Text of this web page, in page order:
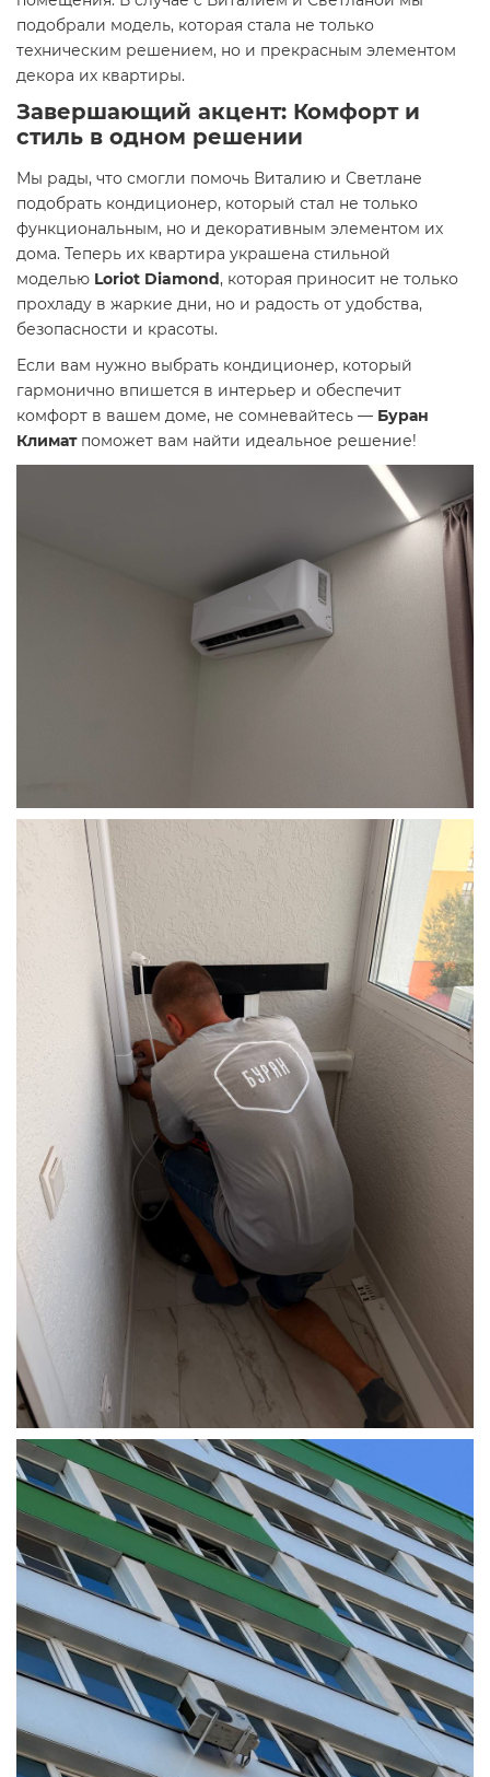
подобрали модель, которая стала не только
техническим решением, но и прекрасным элементом
декора их квартиры.
Завершающий акцент: Комфорт и
стиль в одном решении
Мы рады, что смогли помочь Виталию и Светлане
подобрать кондиционер, который стал не только
функциональным, но и декоративным элементом их
дома. Теперь их квартира украшена стильной
моделью Loriot Diamond, которая приносит не только
прохладу в жаркие дни, но и радость от удобства,
безопасности и красоты.
Если вам нужно выбрать кондиционер, который
гармонично впишется в интерьер и обеспечит
комфорт в вашем доме, не сомневайтесь — Буран
Климатпоможет вам найти идеальное решение!